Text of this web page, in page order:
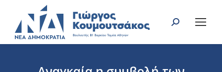
Search: